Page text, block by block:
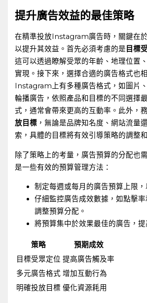
提升廣告效益的最佳策略
在精準投放Instagram廣告時，關鍵在
以提升其效益。首先必須考慮的是 目標
這可以透過瞭解受眾的年齡、地理位置
實現。接下來，選擇合適的廣告格式也
Instagram上有多種廣告格式，如圖片
輪播廣告，依照產品和目標的不同選擇
式，通常會帶來更高的互動率。此外，
放目標 ，無論是品牌知名度、網站流量
索，具體的目標將有效引導策略的調整
除了策略上的考量，廣告預算的分配也
是一些有效的預算管理方法：
制定每週或每月的廣告預算上限，
仔細監控廣告成效數據，如點擊
調整預算分配。
將預算集中於效果最佳的廣告，提
策略
預期成效
目標受眾定位 提高廣告觸及率
多元廣告格式 增加互動行為
明確投放目標 優化資源耗用